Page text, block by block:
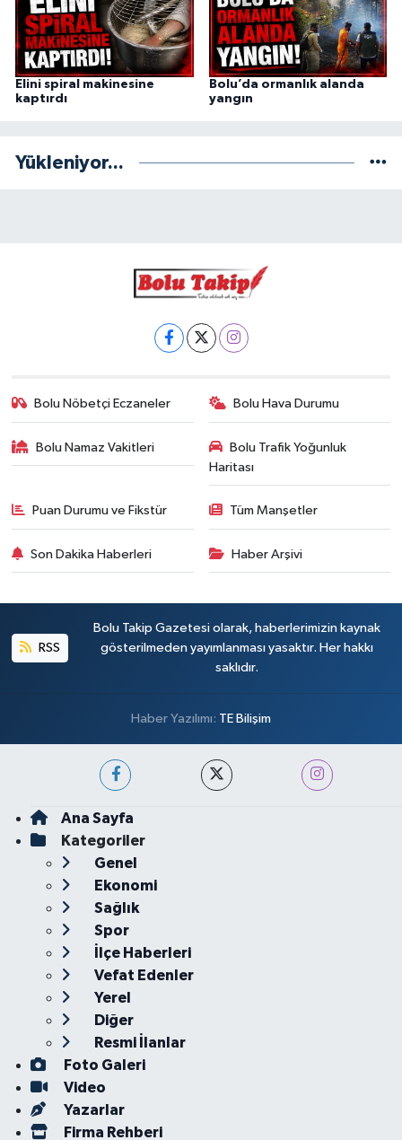
Elini spiral makinesine
kaptırdı
Bolu’da ormanlık alanda
yangın
Yükleniyor...
Bolu Nöbetçi Eczaneler Bolu Hava Durumu
Bolu Namaz Vakitleri
Bolu Trafik Yoğunluk
Haritası
Puan Durumu ve Fikstür Tüm Manşetler
Son Dakika Haberleri Haber Arşivi
RSS
Bolu Takip Gazetesi olarak, haberlerimizin kaynak
gösterilmeden yayımlanması yasaktır. Her hakkı
saklıdır.
Haber Yazılımı: TE Bilişim
Ana Sayfa
Kategoriler
Genel
Ekonomi
Sağlık
Spor
İlçe Haberleri
Vefat Edenler
Yerel
Diğer
Resmi İlanlar
Foto Galeri
Video
Yazarlar
Firma Rehberi